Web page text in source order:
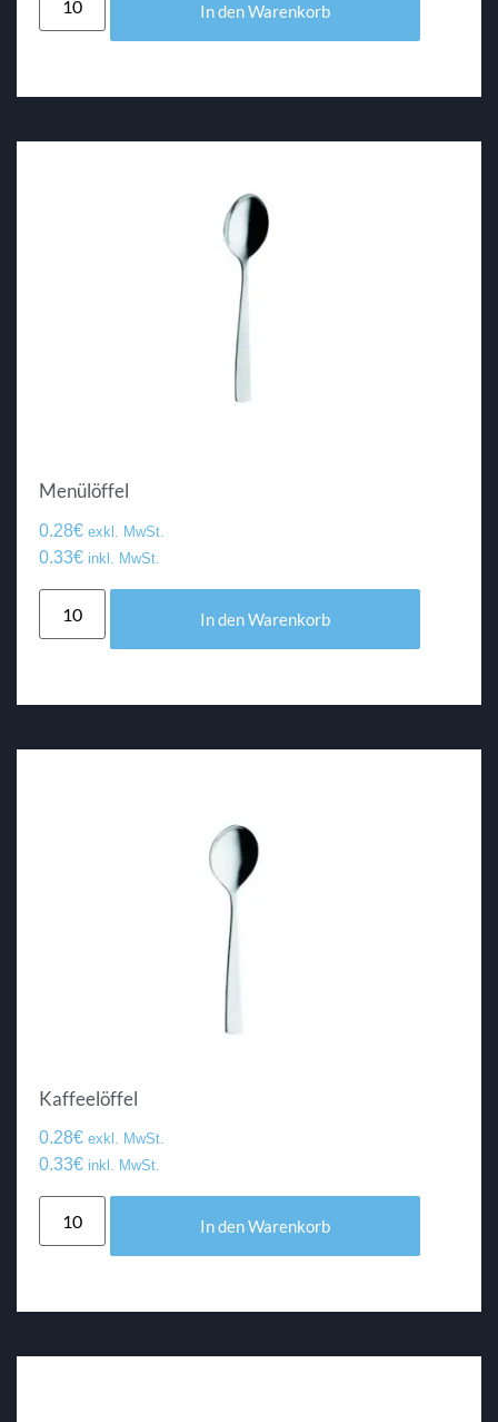
In den Warenkorb
Menülöffel
0.28€ exkl. MwSt.
0.33€ inkl. MwSt.
In den Warenkorb
Kaffeelöffel
0.28€ exkl. MwSt.
0.33€ inkl. MwSt.
In den Warenkorb